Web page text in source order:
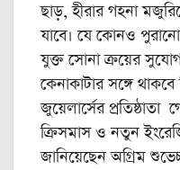
ছাড়, হীরার গহনা
যাবে। যে কোনও
যুক্ত সোনা ক্রয়ের
কেনাকাটার সঙ্গে
জুয়েলার্সের প্রতিষ্ঠাতা
ক্রিসমাস ও নতুন
জানিয়েছেন অগ্রিম